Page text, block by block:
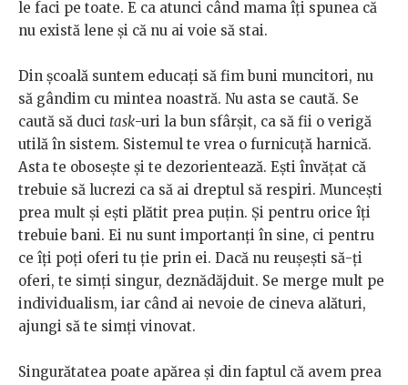
le faci pe toate. E ca atunci când mama îți spunea că
nu există lene și că nu ai voie să stai.
Din școală suntem educați să fim buni muncitori, nu
să gândim cu mintea noastră. Nu asta se caută. Se
caută să duci task-uri la bun sfârșit, ca să fii o verigă
utilă în sistem. Sistemul te vrea o furnicuță harnică.
Asta te obosește și te dezorientează. Ești învățat că
trebuie să lucrezi ca să ai dreptul să respiri. Muncești
prea mult și ești plătit prea puțin. Și pentru orice îți
trebuie bani. Ei nu sunt importanți în sine, ci pentru
ce îți poți oferi tu ție prin ei. Dacă nu reușești să-ți
oferi, te simți singur, deznădăjduit. Se merge mult pe
individualism, iar când ai nevoie de cineva alături,
ajungi să te simți vinovat.
Singurătatea poate apărea și din faptul că avem prea